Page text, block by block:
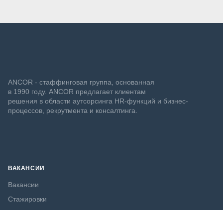
ANCOR - стаффинговая группа, основанная
в 1990 году. ANCOR предлагает клиентам
решения в области аутсорсинга HR-функций и бизнес-
процессов, рекрутмента и консалтинга.
ВАКАНСИИ
Вакансии
Стажировки